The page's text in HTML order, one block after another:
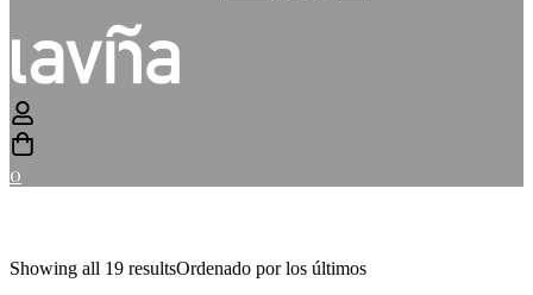
0
Showing all 19 resultsOrdenado por los últimos